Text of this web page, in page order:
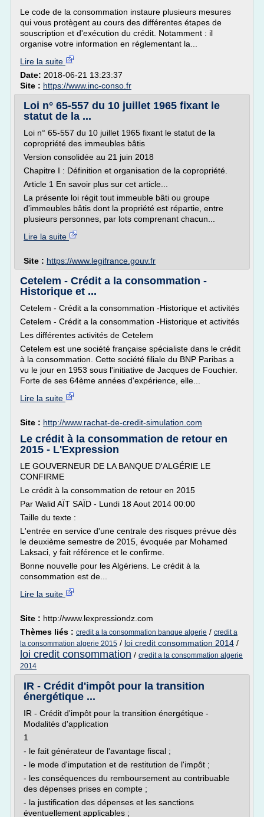
Le code de la consommation instaure plusieurs mesures
qui vous protègent au cours des différentes étapes de
souscription et d'exécution du crédit. Notamment : il
organise votre information en réglementant la...
Lire la suite
Date: 2018-06-21 13:23:37
Site : https://www.inc-conso.fr
Loi n° 65-557 du 10 juillet 1965 fixant le
statut de la ...
Loi n° 65-557 du 10 juillet 1965 fixant le statut de la
copropriété des immeubles bâtis
Version consolidée au 21 juin 2018
Chapitre I : Définition et organisation de la copropriété.
Article 1 En savoir plus sur cet article...
La présente loi régit tout immeuble bâti ou groupe
d'immeubles bâtis dont la propriété est répartie, entre
plusieurs personnes, par lots comprenant chacun...
Lire la suite
Site : https://www.legifrance.gouv.fr
Cetelem - Crédit a la consommation -
Historique et ...
Cetelem - Crédit a la consommation -Historique et activités
Cetelem - Crédit a la consommation -Historique et activités
Les différentes activités de Cetelem
Cetelem est une société française spécialiste dans le crédit
à la consommation. Cette société filiale du BNP Paribas a
vu le jour en 1953 sous l'initiative de Jacques de Fouchier.
Forte de ses 64ème années d'expérience, elle...
Lire la suite
Site : http://www.rachat-de-credit-simulation.com
Le crédit à la consommation de retour en
2015 - L'Expression
LE GOUVERNEUR DE LA BANQUE D'ALGÉRIE LE
CONFIRME
Le crédit à la consommation de retour en 2015
Par Walid AÏT SAÏD - Lundi 18 Aout 2014 00:00
Taille du texte :
L'entrée en service d'une centrale des risques prévue dès
le deuxième semestre de 2015, évoquée par Mohamed
Laksaci, y fait référence et le confirme.
Bonne nouvelle pour les Algériens. Le crédit à la
consommation est de...
Lire la suite
Site : http://www.lexpressiondz.com
Thèmes liés : credit a la consommation banque algerie / credit a
la consommation algerie 2015 / loi credit consommation 2014 /
loi credit consommation / credit a la consommation algerie
2014
IR - Crédit d'impôt pour la transition
énergétique ...
IR - Crédit d'impôt pour la transition énergétique -
Modalités d'application
1
- le fait générateur de l'avantage fiscal ;
- le mode d'imputation et de restitution de l'impôt ;
- les conséquences du remboursement au contribuable
des dépenses prises en compte ;
- la justification des dépenses et les sanctions
éventuellement applicables ;